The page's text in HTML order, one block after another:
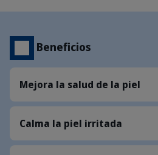
Beneficios
Mejora la salud de la piel
Calma la piel irritada